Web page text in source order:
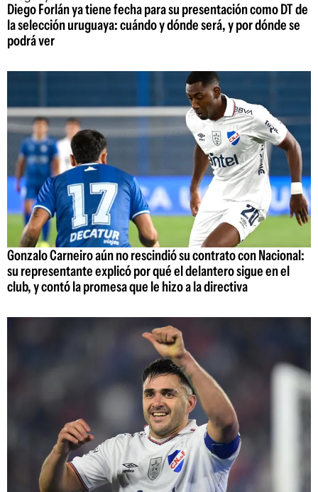
Diego Forlán ya tiene fecha para su presentación como DT de
la selección uruguaya: cuándo y dónde será, y por dónde se
podrá ver
Gonzalo Carneiro aún no rescindió su contrato con Nacional:
su representante explicó por qué el delantero sigue en el
club, y contó la promesa que le hizo a la directiva